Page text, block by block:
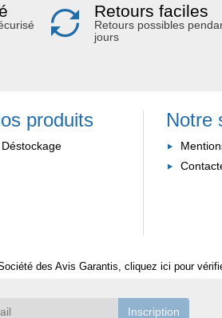
Retours faciles
Retours possibles
jours
produits
Déstockage
Notre
des Avis Garantis, cliquez ici pour